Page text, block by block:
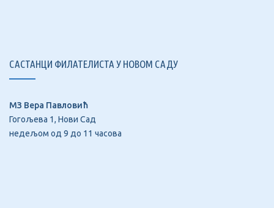
САСТАНЦИ ФИЛАТЕЛИСТА У НОВОМ САДУ
МЗ Вера Павловић
Гогољева 1, Нови Сад
недељом од 9 до 11 часова